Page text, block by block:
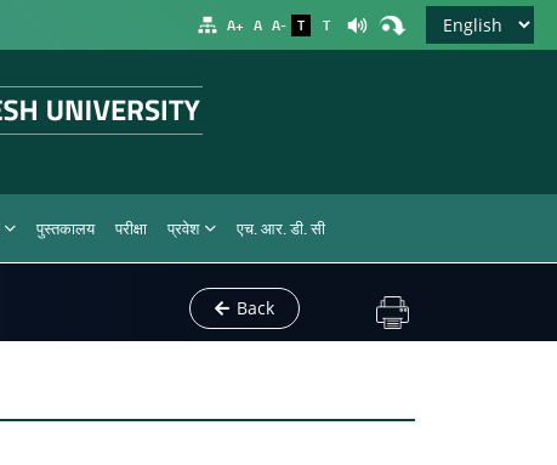
A+ A A- T T
पुस्तकालय परीक्षा प्रवेश एच. आर. डी. सी
Back